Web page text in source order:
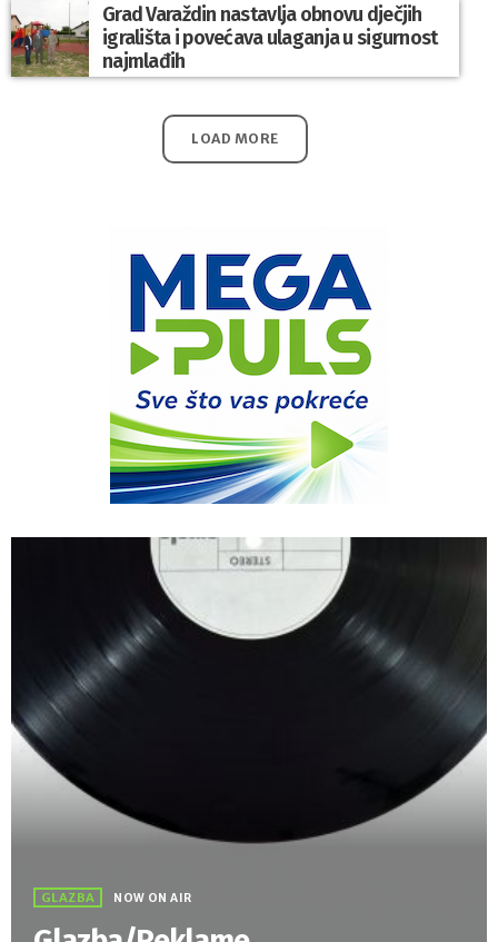
Grad Varaždin nastavlja obnovu dječjih
igrališta i povećava ulaganja u sigurnost
najmlađih
LOAD MORE
GLAZBA NOW ON AIR